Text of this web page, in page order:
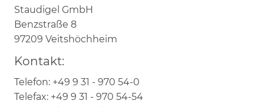
Staudigel GmbH
Benzstraße 8
97209 Veitshöchheim
Kontakt:
Telefon: +49 9 31 - 970 54-0
Telefax: +49 9 31 - 970 54-54
Flex Paravent
Schlitzplatten
Schranktüren
Event 11/2023
Event 11/2022